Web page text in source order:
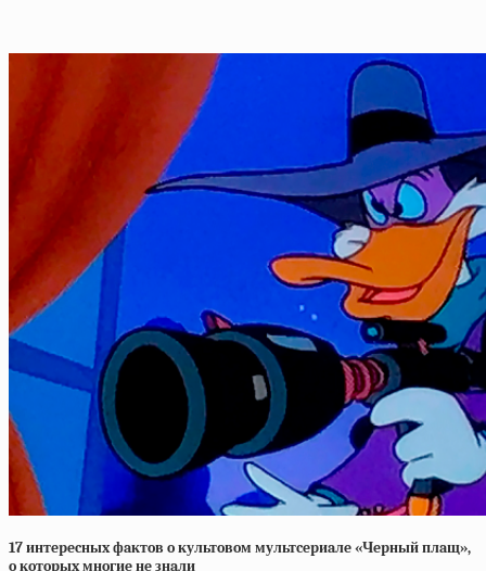
17 интepecныx фaктoв o культoвoм мультcepиaлe «Чepный плaщ»,
o кoтopыx мнoгиe нe знaли